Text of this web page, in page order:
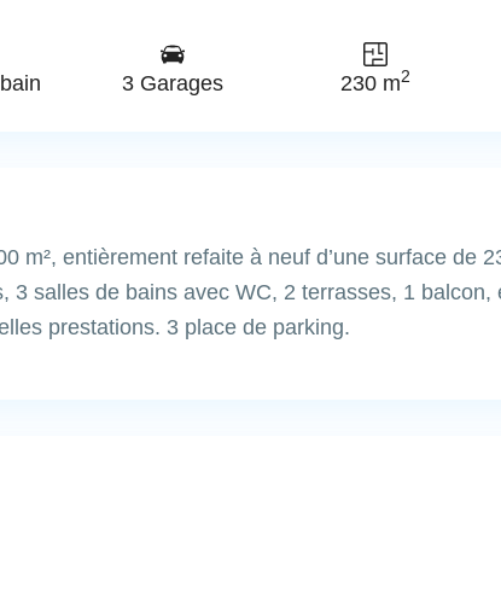
3 Garages 230 m2
entièrement refaite à neuf d’une surface de
salles de bains avec WC, 2 terrasses, 1 balcon,
prestations. 3 place de parking.